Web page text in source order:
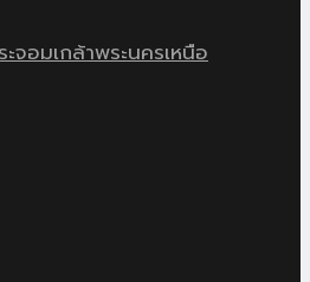
จอมเกล้าพระนครเหนือ